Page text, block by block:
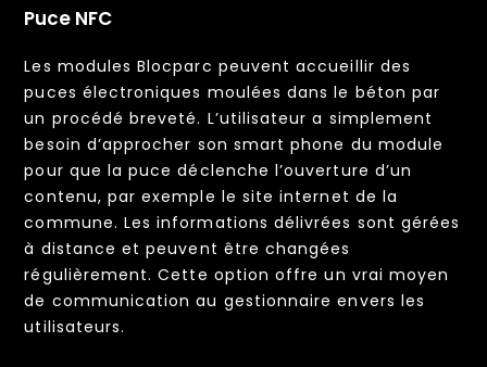
Puce NFC
Les modules Blocparc peuvent accueillir des
puces électroniques moulées dans le béton par
un procédé breveté. L’utilisateur a simplement
besoin d’approcher son smart phone du module
pour que la puce déclenche l’ouverture d’un
contenu, par exemple le site internet de la
commune. Les informations délivrées sont gérées
à distance et peuvent être changées
régulièrement. Cette option offre un vrai moyen
de communication au gestionnaire envers les
utilisateurs.